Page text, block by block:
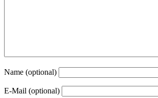
Name (optional)
E-Mail (optional)